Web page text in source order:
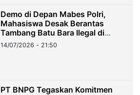
Demo di Depan Mabes Polri,
Mahasiswa Desak Berantas
Tambang Batu Bara Ilegal di
Lampung
14/07/2026 - 21:50
PT BNPG Tegaskan Komitmen